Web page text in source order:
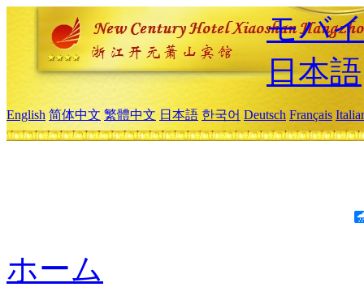
モバ
日本語
English 简体中文 繁體中文 日本語 한국어 Deutsch Français
ホーム